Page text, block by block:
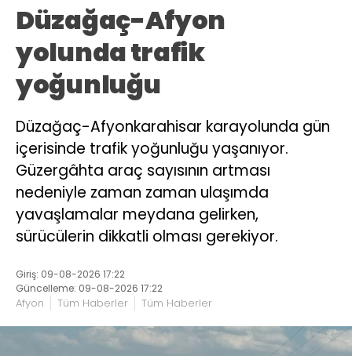
Düzağaç-Afyon
yolunda trafik
yoğunluğu
Düzağaç-Afyonkarahisar karayolunda gün
içerisinde trafik yoğunluğu yaşanıyor.
Güzergâhta araç sayısının artması
nedeniyle zaman zaman ulaşımda
yavaşlamalar meydana gelirken,
sürücülerin dikkatli olması gerekiyor.
Giriş: 09-08-2026 17:22
Güncelleme: 09-08-2026 17:22
Afyon Tüm Haberler Tüm Haberler